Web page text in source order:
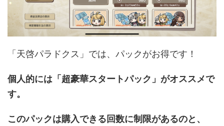
「天啓パラドクス」では、パックがお得です！
個人的には「超豪華スタートパック」がオススメで
す。
このパックは購入できる回数に制限があるのと、